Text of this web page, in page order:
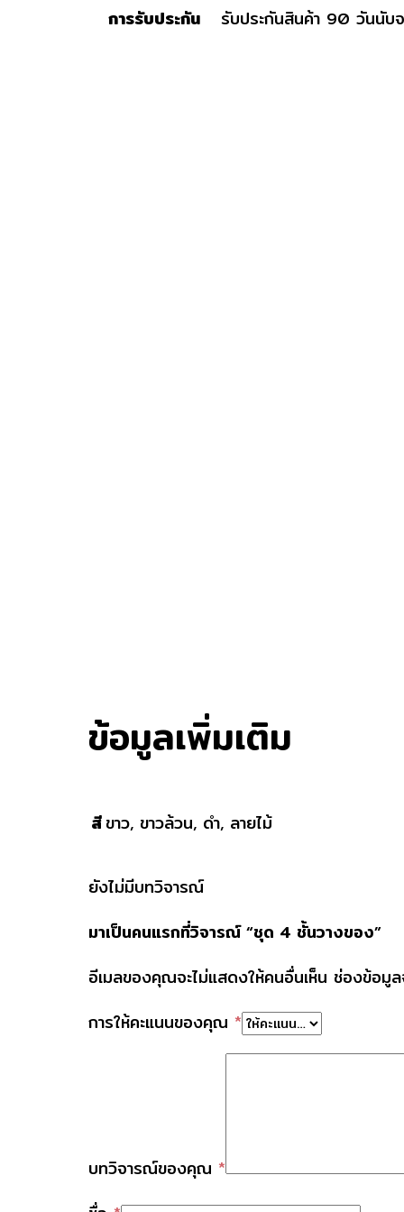
การรับประกัน รับประกันสินค้า 90 วันนับ
ข้อมูลเพิ่มเติม
สีขาว, ขาวล้วน, ดำ, ลายไม้
ยังไม่มีบทวิจารณ์
มาเป็นคนแรกที่วิจารณ์ “ชุด 4 ชั้นวางของ”
อีเมลของคุณจะไม่แสดงให้คนอื่นเห็น ช่องข้อมูล
การให้คะแนนของคุณ *
บทวิจารณ์ของคุณ *